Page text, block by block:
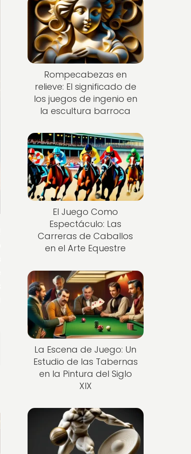
Rompecabezas en
relieve: El significado de
los juegos de ingenio en
la escultura barroca
El Juego Como
Espectáculo: Las
Carreras de Caballos
en el Arte Equestre
La Escena de Juego: Un
Estudio de las Tabernas
en la Pintura del Siglo
XIX